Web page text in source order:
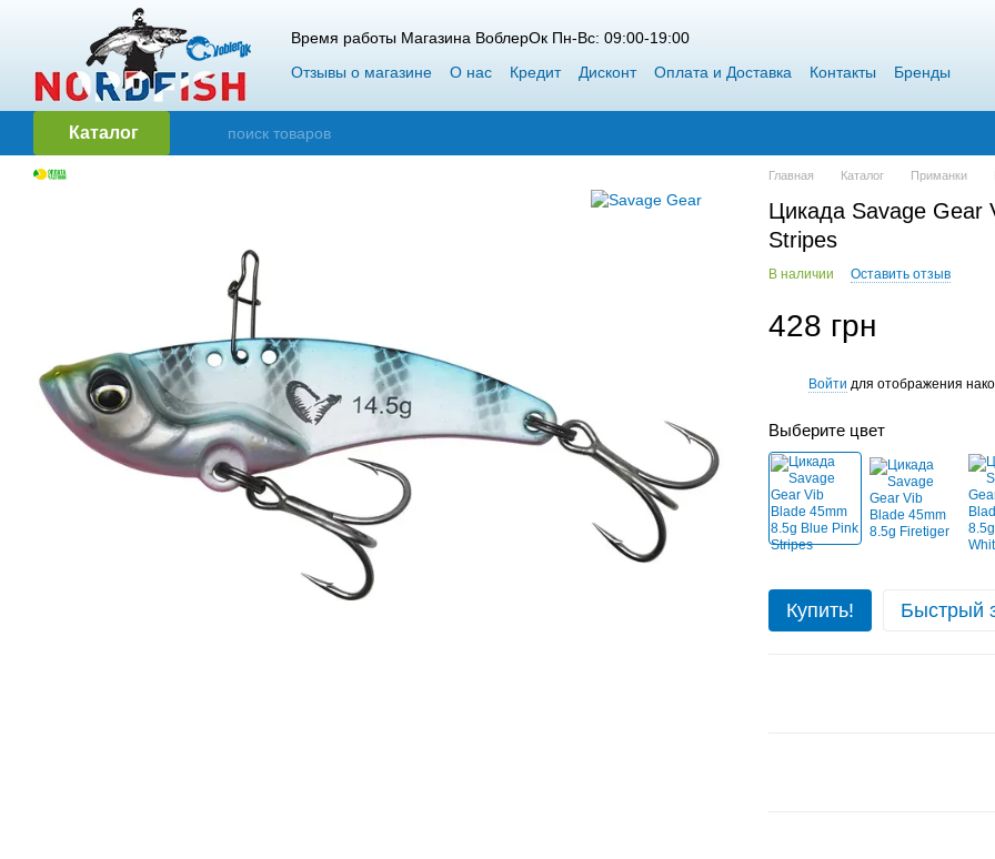
Перейти к основному контенту
Время работы Магазина ВоблерОк Пн-Вс: 09:00-19:00
Отзывы о магазине
О нас Кредит Дисконт Оплата и Доставка Контакты
Бренды
Каталог
Главная Каталог Приманки
Цикада Savage Gear
Stripes
В наличии Оставить отзыв
428 грн
Войти для отображения
Выберите цвет
Купить! Быстрый